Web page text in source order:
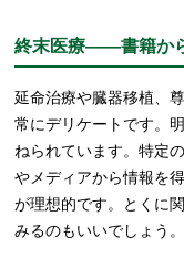
終末医療――書籍か
延命治療や臓器移植、
常にデリケートです。
ねられています。特定
やメディアから情報を
が理想的です。とくに
みるのもいいでしょう。